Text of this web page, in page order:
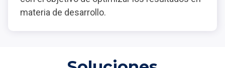
materia de desarrollo.